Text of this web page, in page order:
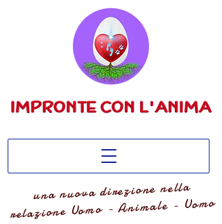
una nuova direzione nella
relazione Uomo - Animale - Uomo